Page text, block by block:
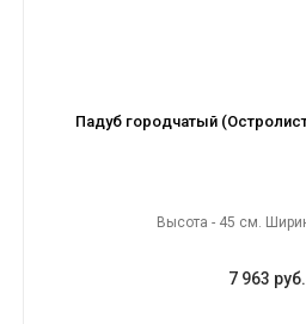
Падуб городчатый
Высота - 45 см.
7 963 руб.